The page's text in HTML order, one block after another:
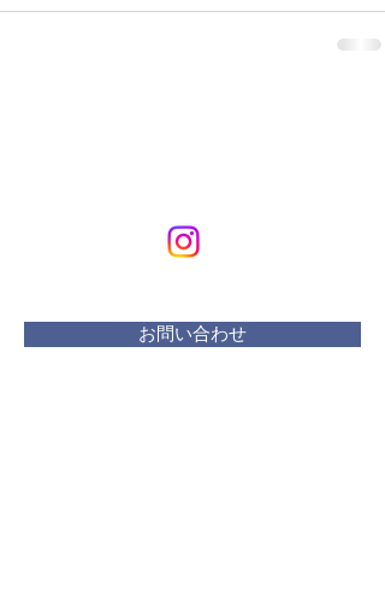
お問い合わせ